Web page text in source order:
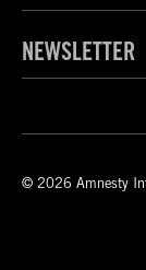
NEWSLETTER
© 2026 Amnesty